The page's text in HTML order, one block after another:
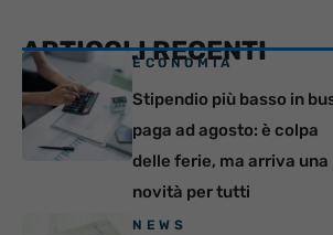
ARTICOLI RECENTI
ECONOMIA
Stipendio più basso in
paga ad agosto: è colpa
delle ferie, ma arriva una
novità per tutti
NEWS